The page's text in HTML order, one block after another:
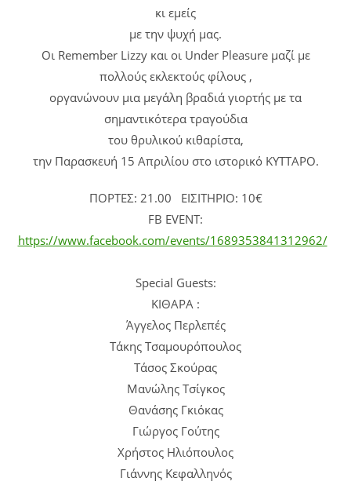
κι εμείς
με την ψυχή μας.
Οι Remember Lizzy και οι Under Pleasure μαζί με
πολλούς εκλεκτούς φίλους ,
οργανώνουν μια μεγάλη βραδιά γιορτής με τα
σημαντικότερα τραγούδια
του θρυλικού κιθαρίστα,
την Παρασκευή 15 Απριλίου στο ιστορικό ΚΥΤΤΑΡΟ.
ΠΟΡΤΕΣ: 21.00 ΕΙΣΙΤΗΡΙΟ: 10€
FB EVENT:
https://www.facebook.com/events/1689353841312962/
Special Guests:
ΚΙΘΑΡΑ :
Άγγελος Περλεπές
Τάκης Τσαμουρόπουλος
Τάσος Σκούρας
Μανώλης Τσίγκος
Θανάσης Γκιόκας
Γιώργος Γούτης
Χρήστος Ηλιόπουλος
Γιάννης Κεφαλληνός